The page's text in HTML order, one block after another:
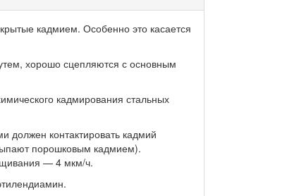
кадмием. Особенно это касается
хорошо сцепляются с основным
кадмирования стальных
контактировать кадмий
порошковым кадмием).
— 4 мкм/ч.